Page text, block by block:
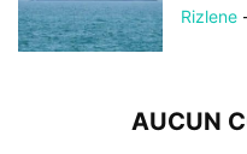
Rizlene
AUCUN